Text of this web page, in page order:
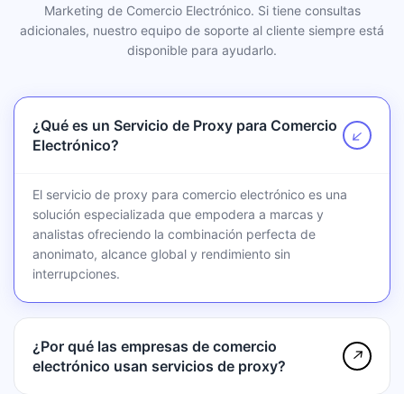
Marketing de Comercio Electrónico. Si tiene consultas
adicionales, nuestro equipo de soporte al cliente siempre está
disponible para ayudarlo.
¿Qué es un Servicio de Proxy para Comercio
Electrónico?
↗
El servicio de proxy para comercio electrónico es una
solución especializada que empodera a marcas y
analistas ofreciendo la combinación perfecta de
anonimato, alcance global y rendimiento sin
interrupciones.
¿Por qué las empresas de comercio
electrónico usan servicios de proxy?
↗